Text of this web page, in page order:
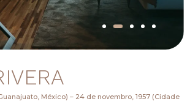
México) – 24 de novembro, 1957 (Cidade